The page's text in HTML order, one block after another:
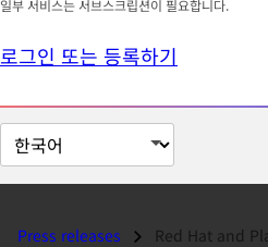
일부 서비스는 서브스크립션이 필요합니다.
로그인 또는 등록하기
페
이
Press releases Red Hat and Platform